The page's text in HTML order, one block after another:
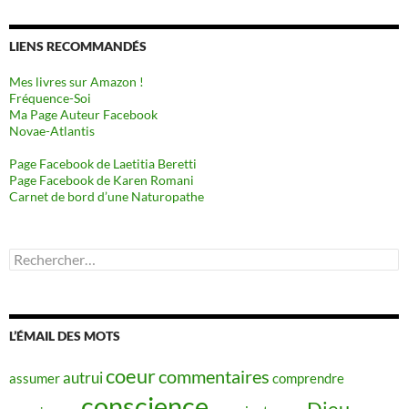
LIENS RECOMMANDÉS
Mes livres sur Amazon !
Fréquence-Soi
Ma Page Auteur Facebook
Novae-Atlantis
Page Facebook de Laetitia Beretti
Page Facebook de Karen Romani
Carnet de bord d’une Naturopathe
Rechercher :
L’ÉMAIL DES MOTS
assumerautruicoeurcommentaires comprendre